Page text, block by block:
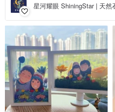
星河耀眼 ShiningStar | 天然